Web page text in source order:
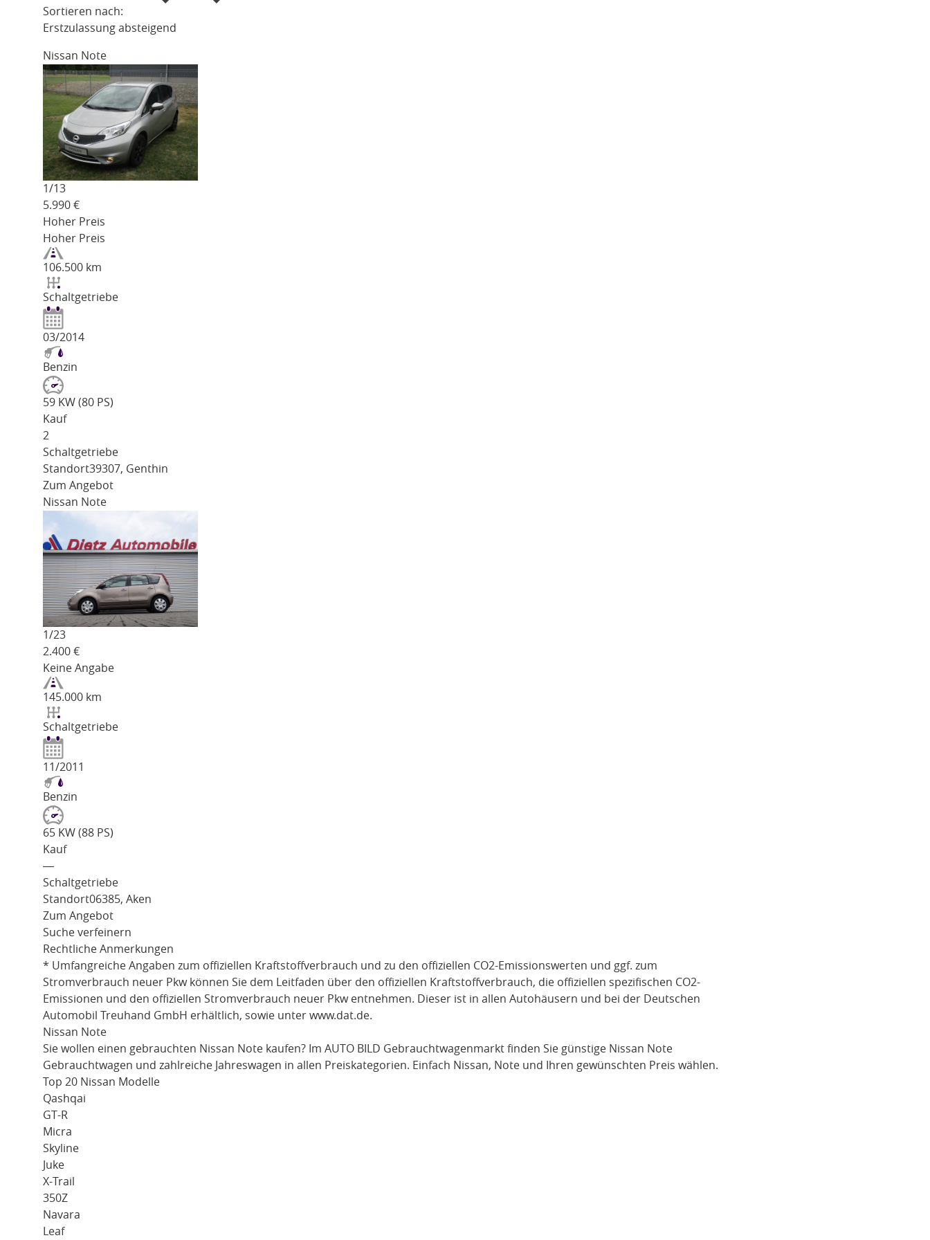
Sortieren nach:
Erstzulassung absteigend
Nissan Note
1/13
5.990 €
Hoher Preis
Hoher Preis
106.500 km
Schaltgetriebe
03/2014
Benzin
59 KW (80 PS)
Kauf
2
Schaltgetriebe
Standort39307, Genthin
Zum Angebot
Nissan Note
1/23
2.400 €
Keine Angabe
145.000 km
Schaltgetriebe
11/2011
Benzin
65 KW (88 PS)
Kauf
―
Schaltgetriebe
Standort06385, Aken
Zum Angebot
Suche verfeinern
Rechtliche Anmerkungen
* Umfangreiche Angaben zum offiziellen Kraftstoffverbrauch und zu den offiziellen CO2-Emissionswerten und ggf. zum
Stromverbrauch neuer Pkw können Sie dem Leitfaden über den offiziellen Kraftstoffverbrauch, die offiziellen spezifischen CO2-
Emissionen und den offiziellen Stromverbrauch neuer Pkw entnehmen. Dieser ist in allen Autohäusern und bei der Deutschen
Automobil Treuhand GmbH erhältlich, sowie unter www.dat.de.
Nissan Note
Sie wollen einen gebrauchten Nissan Note kaufen? Im AUTO BILD Gebrauchtwagenmarkt finden Sie günstige Nissan Note
Gebrauchtwagen und zahlreiche Jahreswagen in allen Preiskategorien. Einfach Nissan, Note und Ihren gewünschten Preis wählen.
Top 20 Nissan Modelle
Qashqai
GT-R
Micra
Skyline
Juke
X-Trail
350Z
Navara
Leaf